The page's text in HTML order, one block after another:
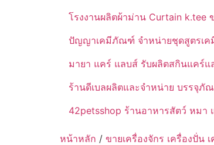
โรงงานผลิตผ้าม่าน Curtain
ปัญญาเคมีภัณฑ์ จำหน่ายชุดสูตรเคมี
มายา แคร์ แลบส์ รับผลิตสกินแคร์แ
ร้านดีเบลผลิตและจำหน่าย บรรจุ
42petsshop ร้านอาหารสัตว์ หมา
หน้าหลัก / ขายเครื่องจักร เครื่องปั่น